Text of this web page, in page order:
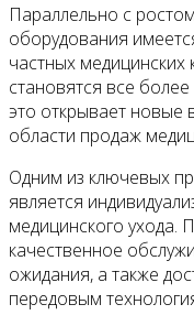
Параллельно с
оборудования
частных медицинских
становятся все
это открывает новые
области продаж
Одним из ключевых
является
медицинского ухода.
качественное
ожидания, а также
передовым